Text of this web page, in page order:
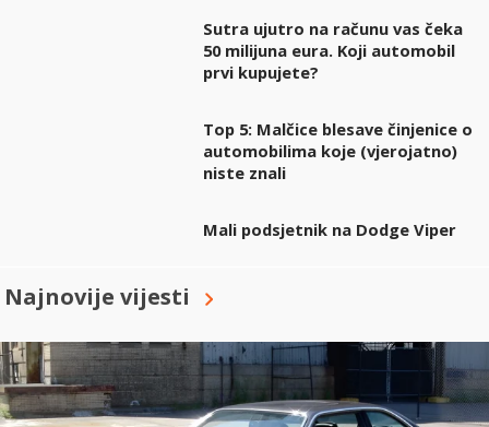
Sutra ujutro na računu vas čeka
50 milijuna eura. Koji automobil
prvi kupujete?
Top 5: Malčice blesave činjenice o
automobilima koje (vjerojatno)
niste znali
Mali podsjetnik na Dodge Viper
Najnovije vijesti